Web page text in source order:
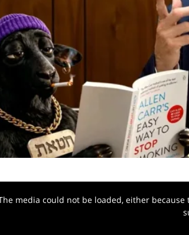
media could not be loaded, either